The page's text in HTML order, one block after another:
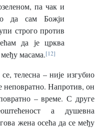
па чак и
да сам Божји
строго против
да је црква
масама.[12]
телесна – није изгубио
неповратно. Напротив, он
– време. С друге
а душевна
жена осећа да се међу